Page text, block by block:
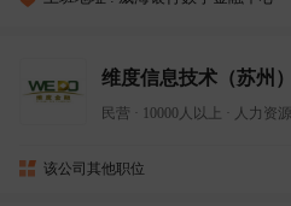
维度信息技术（苏州
民营 10000人以上 人力资
该公司其他职位